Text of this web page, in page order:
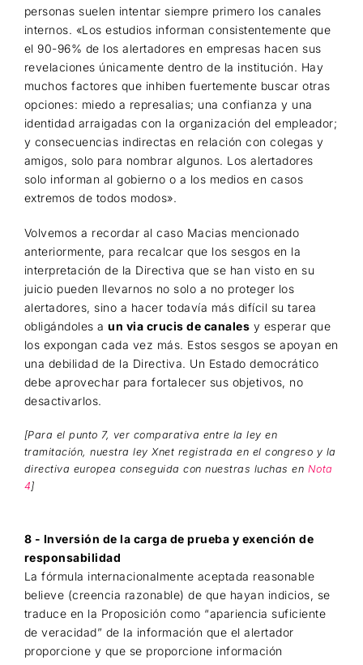
personas suelen intentar siempre primero los canales
internos. «Los estudios informan consistentemente que
el 90-96% de los alertadores en empresas hacen sus
revelaciones únicamente dentro de la institución. Hay
muchos factores que inhiben fuertemente buscar otras
opciones: miedo a represalias; una confianza y una
identidad arraigadas con la organización del empleador;
y consecuencias indirectas en relación con colegas y
amigos, solo para nombrar algunos. Los alertadores
solo informan al gobierno o a los medios en casos
extremos de todos modos».
Volvemos a recordar al caso Macias mencionado
anteriormente, para recalcar que los sesgos en la
interpretación de la Directiva que se han visto en su
juicio pueden llevarnos no solo a no proteger los
alertadores, sino a hacer todavía más difícil su tarea
obligándoles aun via crucis de canales y esperar que
los expongan cada vez más. Estos sesgos se apoyan en
una debilidad de la Directiva. Un Estado democrático
debe aprovechar para fortalecer sus objetivos, no
desactivarlos.
[Para el punto 7, ver comparativa entre la ley en
tramitación, nuestra ley Xnet registrada en el congreso y la
directiva europea conseguida con nuestras luchas en Nota
4]
8 - Inversión de la carga de prueba y exención de
responsabilidad
La fórmula internacionalmente aceptada reasonable
believe (creencia razonable) de que hayan indicios, se
traduce en la Proposición como “apariencia suficiente
de veracidad” de la información que el alertador
proporcione y que se proporcione información